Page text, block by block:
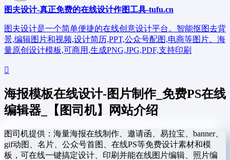
图夫设计-真正免费的在线设计作图工具-tufu.cn
图夫设计是一个简单便捷的在线创意设计平台。智能抠图去背
景,编辑图片和视频,设计简历,PPT,公众号配图,电商等图片。海
量原创设计模板,可商用,生成PNG,JPG,PDF,支持印刷
海报模板在线设计-图片制作_免费PS在线
编辑器_【图司机】网站介绍
图司机提供：海量海报在线制作、邀请函、易拉宝、banner、
gif动图、名片、公众号首图、在线PS等免费设计素材和模
板，可在线一键搞定设计、印刷并能在线图片编辑、照片编